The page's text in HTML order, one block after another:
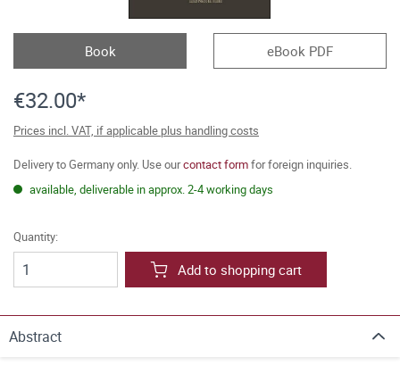
Book eBook PDF
€32.00*
Prices incl. VAT, if applicable plus handling costs
Delivery to Germany only. Use ourcontact formfor foreign inquiries.
available, deliverable in approx. 2-4 working days
Quantity:
Add to shopping cart
Abstract